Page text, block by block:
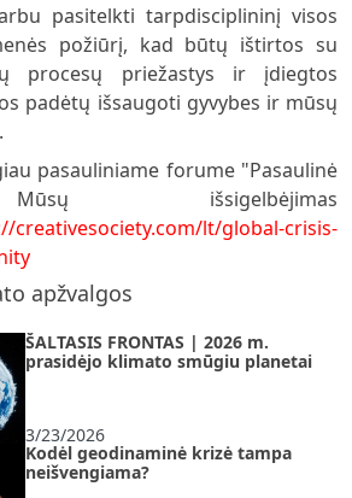
pasitelkti tarpdisciplininį visos
požiūrį, kad būtų ištirtos su
procesų priežastys ir įdiegtos
padėtų išsaugoti gyvybes ir mūsų
pasauliniame forume "Pasaulinė
išsigelbėjimas
creativesociety.com/lt/global-crisis-
apžvalgos
ŠALTASIS FRONTAS | 2026 m.
prasidėjo klimato smūgiu planetai
3/23/2026
Kodėl geodinaminė krizė tampa
neišvengiama?